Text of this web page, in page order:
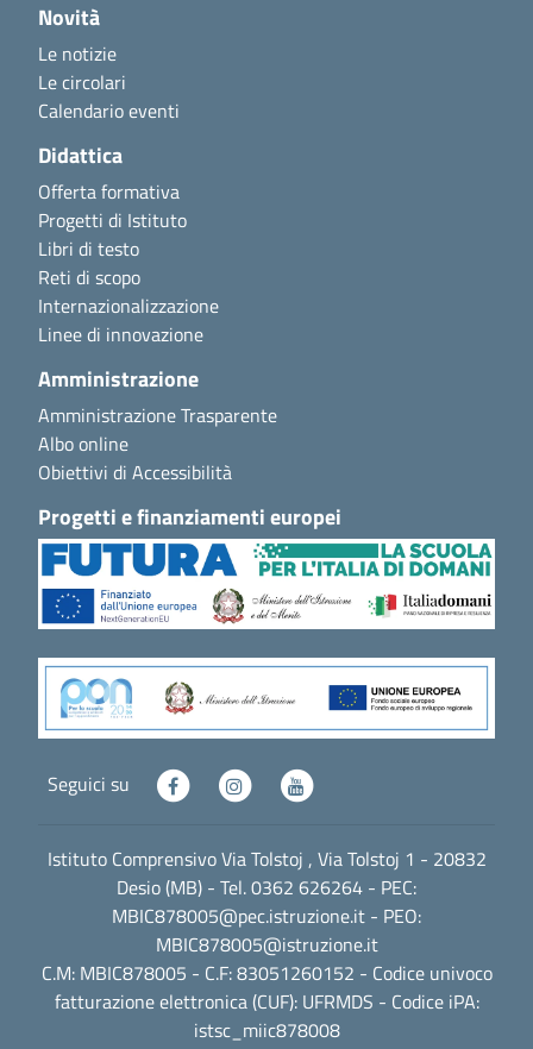
Novità
Le notizie
Le circolari
Calendario eventi
Didattica
Offerta formativa
Progetti di Istituto
Libri di testo
Reti di scopo
Internazionalizzazione
Linee di innovazione
Amministrazione
Amministrazione Trasparente
Albo online
Obiettivi di Accessibilità
Progetti e finanziamenti europei
Seguici su
Istituto Comprensivo Via Tolstoj , Via Tolstoj 1 - 20832
Desio (MB) - Tel. 0362 626264 - PEC:
MBIC878005@pec.istruzione.it - PEO:
MBIC878005@istruzione.it
C.M: MBIC878005 - C.F: 83051260152 - Codice univoco
fatturazione elettronica (CUF): UFRMDS - Codice iPA:
istsc_miic878008